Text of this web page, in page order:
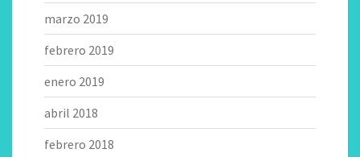
marzo 2019
febrero 2019
enero 2019
abril 2018
febrero 2018